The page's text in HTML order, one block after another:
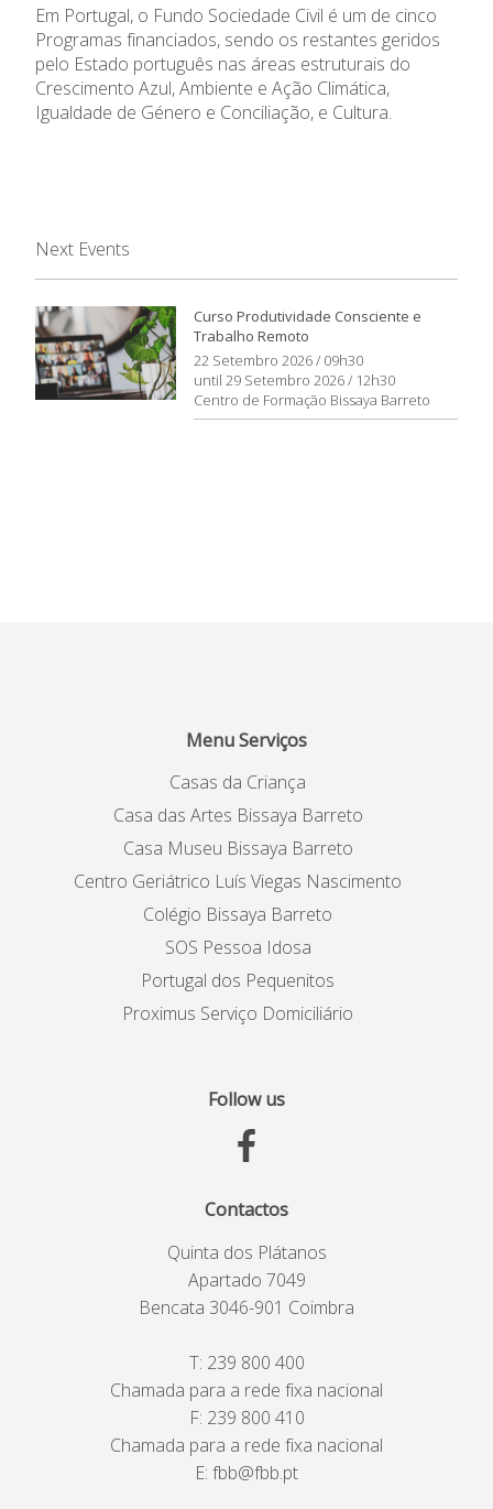
Em Portugal, o Fundo Sociedade Civil é um de cinco
Programas financiados, sendo os restantes geridos
pelo Estado português nas áreas estruturais do
Crescimento Azul, Ambiente e Ação Climática,
Igualdade de Género e Conciliação, e Cultura.
Next Events
Curso Produtividade Consciente e
Trabalho Remoto
22 Setembro 2026 / 09h30
until 29 Setembro 2026 / 12h30
Centro de Formação Bissaya Barreto
Menu Serviços
Casas da Criança
Casa das Artes Bissaya Barreto
Casa Museu Bissaya Barreto
Centro Geriátrico Luís Viegas Nascimento
Colégio Bissaya Barreto
SOS Pessoa Idosa
Portugal dos Pequenitos
Proximus Serviço Domiciliário
Follow us
Contactos
Quinta dos Plátanos
Apartado 7049
Bencata 3046-901 Coimbra
T: 239 800 400
Chamada para a rede fixa nacional
F: 239 800 410
Chamada para a rede fixa nacional
E: fbb@fbb.pt